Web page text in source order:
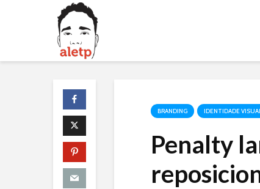
BRANDING IDENTIDADE
Penalty